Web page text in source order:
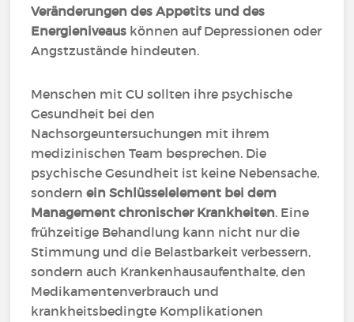
Veränderungen des Appetits und des
Energieniveaus können auf Depressionen oder
Angstzustände hindeuten.
Menschen mit CU sollten ihre psychische
Gesundheit bei den
Nachsorgeuntersuchungen mit ihrem
medizinischen Team besprechen. Die
psychische Gesundheit ist keine Nebensache,
sondernein Schlüsselelement bei dem
Management chronischer Krankheiten. Eine
frühzeitige Behandlung kann nicht nur die
Stimmung und die Belastbarkeit verbessern,
sondern auch Krankenhausaufenthalte, den
Medikamentenverbrauch und
krankheitsbedingte Komplikationen